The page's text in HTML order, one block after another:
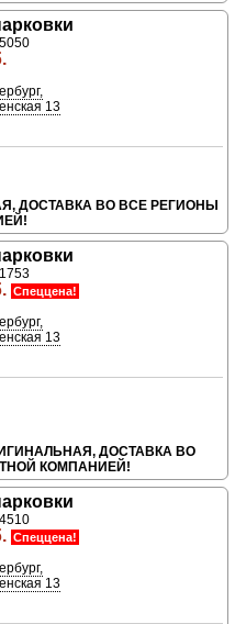
13
ДОСТАВКА ВО ВСЕ РЕГИОНЫ
Спеццена!
13
ДОСТАВКА ВО
КОМПАНИЕЙ!
Спеццена!
13